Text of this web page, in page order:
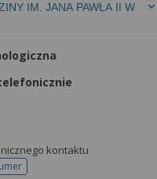
IM. JANA PAWŁA II W
kontaktu
do rejestracji